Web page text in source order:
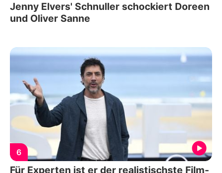
Jenny Elvers' Schnuller schockiert Doreen
und Oliver Sanne
6
Für Experten ist er der realistischste Film-